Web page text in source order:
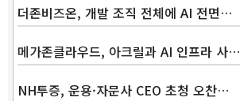
더존비즈온, 개발 조직 전체에 AI 전면…
메가존클라우드, 아크릴과 AI 인프라 사…
NH투증, 운용·자문사 CEO 초청 오찬…